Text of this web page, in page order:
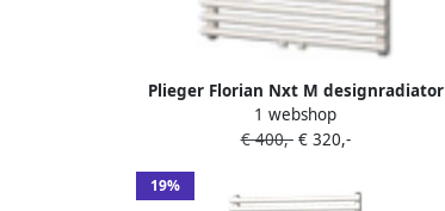
Plieger Florian Nxt M designradiator
enkel horizontaal met
middenaansluiting 722x500mm 391W
1 webshop
€ 400,-€ 320,-
19%